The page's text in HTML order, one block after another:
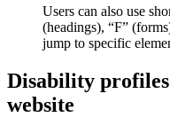
Users can also use
(headings), “F”
jump to specific
Disability
website